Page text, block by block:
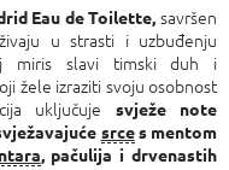
Eau de Toilette, savršen
u strasti i uzbuđenju
miris slavi timski duh i
žele izraziti svoju osobnost
uključuje svježe note
srces mentom
, pačulija i drvenastih